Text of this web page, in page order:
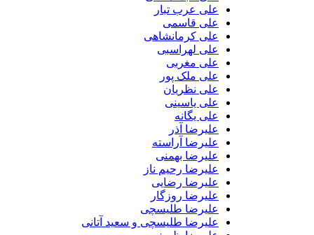
علی عرب تبار
علی قاسمی
علی کرمانشاهی
علی لهراسبی
علی مغربی
علی ملک پور
علی نظریان
علی یاسینی
علی یگانه
علیرضا آذر
علیرضا آراسته
علیرضا بهمنی
علیرضا رحیم ناز
علیرضا رضایی
علیرضا روزگار
علیرضا طلیسچی
علیرضا طلیسچی و سعید آتانی